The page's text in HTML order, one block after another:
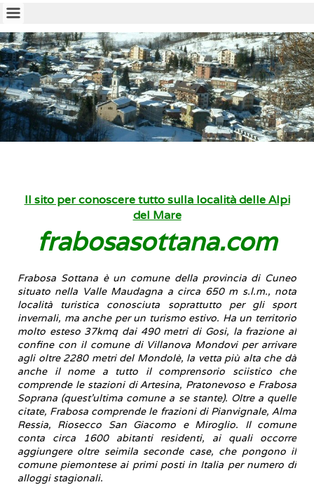
Il sito per conoscere tutto sulla località delle Alpi
del Mare
frabosasottana.com
Frabosa Sottanaè un comune della provincia di Cuneo
situato nella Valle Maudagna a circa 650 m s.l.m., nota
località turistica conosciuta soprattutto per gli sport
invernali, ma anche per un turismo estivo. Ha un territorio
molto esteso 37kmq dai 490 metri di Gosi, la frazione al
confine con il comune di Villanova Mondovi per arrivare
agli oltre 2280 metri del Mondolè, la vetta più alta che dà
anche il nome a tutto il comprensorio sciistico che
comprende le stazioni di Artesina, Pratonevoso e Frabosa
Soprana (quest'ultima comune a se stante). Oltre a quelle
citate, Frabosa comprende le frazioni di Pianvignale, Alma
Ressia, Riosecco San Giacomo e Miroglio. Il comune
conta circa 1600 abitanti residenti, ai quali occorre
aggiungere oltre seimila seconde case, che pongono il
comune piemontese ai primi posti in Italia per numero di
alloggi stagionali.